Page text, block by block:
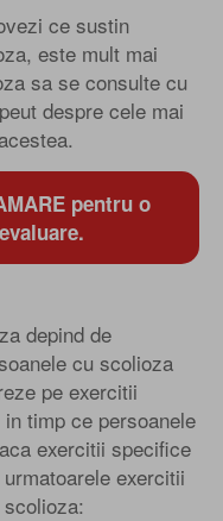
ce sustin
este mult mai
sa se consulte cu
despre cele mai
pentru o
depind de
cu scolioza
pe exercitii
timp ce persoanele
exercitii specifice
exercitii